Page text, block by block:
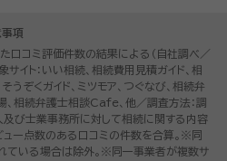
項
口コミ評価件数の結果による（自社調べ／
ト：いい相続、相続費用見積ガイド、相
うぞくガイド、ミツモア、つぐなび、相続弁
、相続弁護士相談Cafe、他／調査方法：調
及び士業事務所に対して相続に関する内容
ー点数のある口コミの件数を合算。※同
ている場合は除外。※同一事業者が複数サ